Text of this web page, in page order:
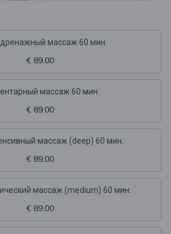
массаж 60 мин.
€ 89.00
массаж 60 мин.
€ 89.00
массаж (deep) 60 мин.
€ 89.00
массаж (medium) 60 мин.
€ 89.00